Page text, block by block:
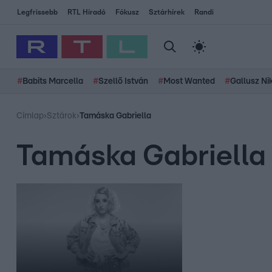
Legfrissebb RTL Híradó Fókusz Sztárhírek Randi
# Babits Marcella #Szellő István # Most Wanted #Gallusz
Címlap›Sztárok›Tamáska Gabriella
Tamáska Gabriella